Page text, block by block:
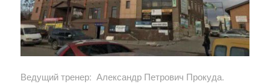
Ведущий тренер: Александр Петрович Прокуда.